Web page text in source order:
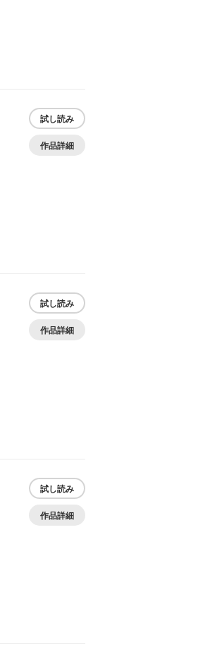
試し読み
作品詳細
試し読み
作品詳細
試し読み
作品詳細